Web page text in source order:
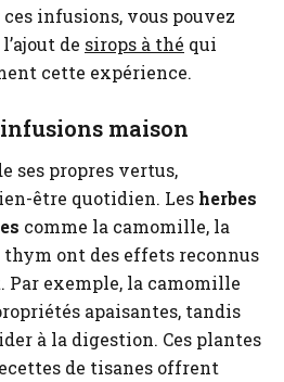
infusions, vous pouvez
de sirops à thé qui
cette expérience.
maison
ses propres vertus,
être quotidien. Les herbes
comme la camomille, la
ont des effets reconnus
Par exemple, la camomille
apaisantes, tandis
à la digestion. Ces plantes
de tisanes offrent